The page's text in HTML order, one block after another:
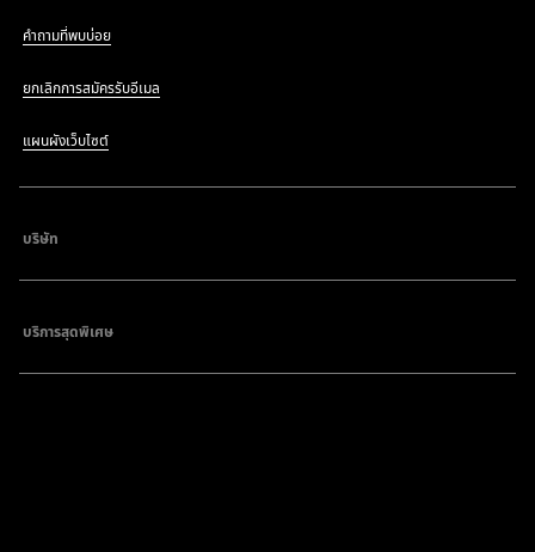
คำถามที่พบบ่อย
ยกเลิกการสมัครรับอีเมล
แผนผังเว็บไซต์
บริษัท
บริการสุดพิเศษ